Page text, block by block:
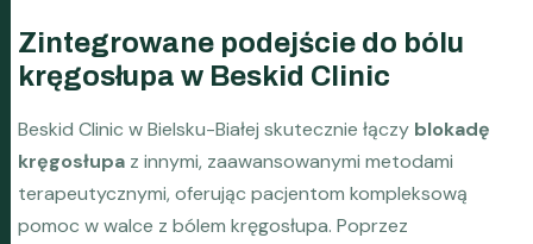
Zintegrowane podejście do bólu
kręgosłupa w Beskid Clinic
Beskid Clinic w Bielsku-Białej skutecznie łączy blokadę
kręgosłupa z innymi, zaawansowanymi metodami
terapeutycznymi, oferując pacjentom kompleksową
pomoc w walce z bólem kręgosłupa. Poprzez